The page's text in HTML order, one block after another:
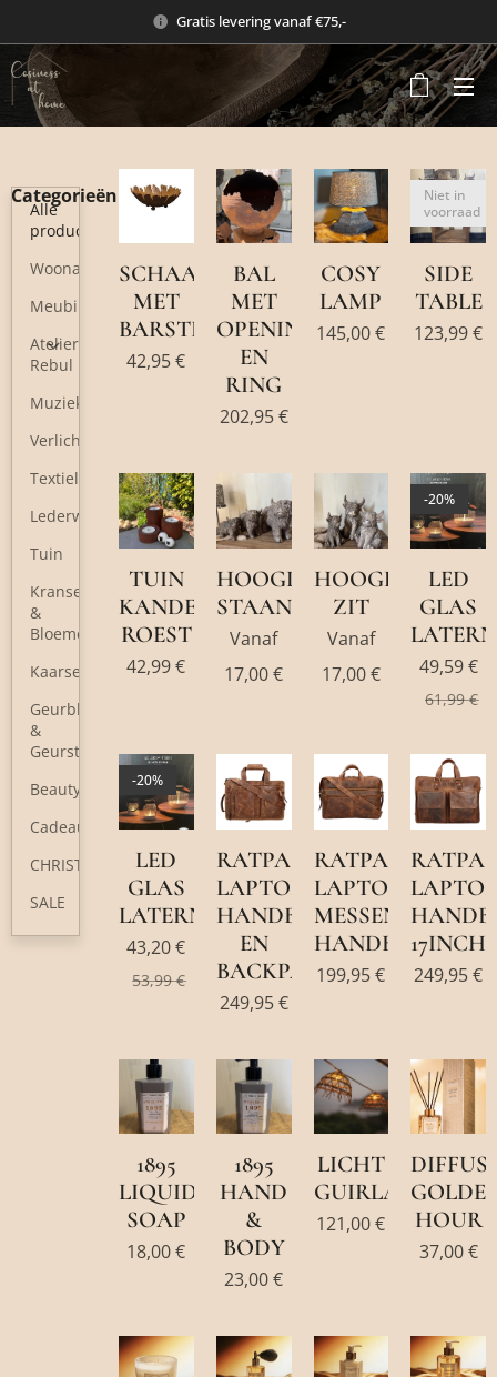
Gratis levering vanaf €75,-
Categorieën
Alle
producten
Woonaccessoires
Meubilair
Atelier
Rebul
Muziek
Verlichting
Textiel
Lederwaren
Tuin
Kransen
&
Bloemen
Kaarsen
Geurblokjes
&
Geurstokjes
Beauty
Cadeaubon
CHRISTMAS
SALE
SCHAAL
MET
BARSTEN
42,95€
BAL
MET
OPENING
EN
RING
202,95€
COSY
LAMP
145,00€
SIDE
TABLE
Niet in
voorraad
123,99€
TUIN
KANDELAAR
ROEST
42,99€
HOOGLANDER
STAAND
Vanaf
17,00€
HOOGLANDER
ZIT
Vanaf
17,00€
LED
GLAS
-20%
49,59€
61,99€
LED
GLAS
LATERNE
-20%
43,20€
53,99€
RATPACK
LAPTOP
HANDBAG
EN
BACKPACK
249,95€
RATPACK
LAPTOP
MESSENGER
HANDBAG
199,95€
17INCH
249,95€
1895
LIQUID
SOAP
18,00€
1895
HAND
&
BODY
23,00€
LICHT
GUIRLANDE
121,00€
HOUR
37,00€